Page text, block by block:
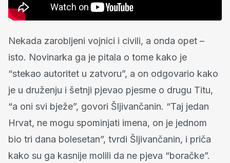
Nekada zarobljeni vojnici i civili, a onda opet –
isto. Novinarka ga je pitala o tome kako je
“stekao autoritet u zatvoru”, a on odgovario kako
je u druženju i šetnji pjevao pjesme o drugu Titu,
“a oni svi bježe”, govori Šljivančanin. “Taj jedan
Hrvat, ne mogu spominjati imena, on je jednom
bio tri dana bolesetan”, tvrdi Šljivančanin, i priča
kako su ga kasnije molili da ne pjeva “boračke”.